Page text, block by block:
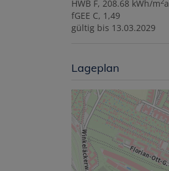
HWB F, 208.68 kWh/m a
fGEE C, 1,49
gültig bis 13.03.2029
Lageplan